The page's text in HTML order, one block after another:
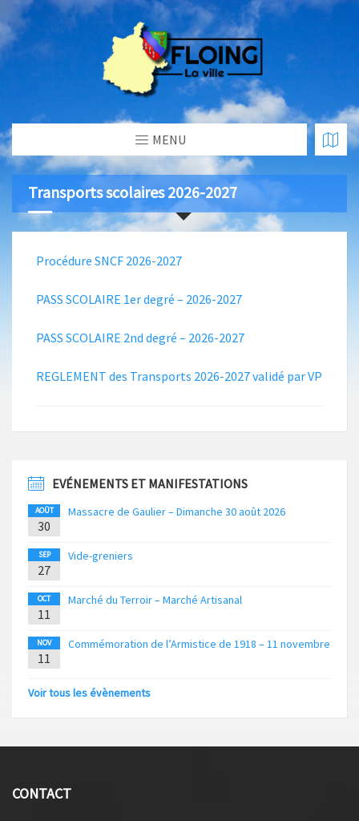
MENU
Transports scolaires 2026-2027
Procédure SNCF 2026-2027
PASS SCOLAIRE 1er degré – 2026-2027
PASS SCOLAIRE 2nd degré – 2026-2027
REGLEMENT des Transports 2026-2027 validé par VP
EVÉNEMENTS ET MANIFESTATIONS
AOÛT
30
Massacre de Gaulier – Dimanche 30 août 2026
SEP
27
Vide-greniers
OCT
11
Marché du Terroir – Marché Artisanal
NOV
11
Commémoration de l’Armistice de 1918 – 11 novembre
Voir tous les évènements
CONTACT